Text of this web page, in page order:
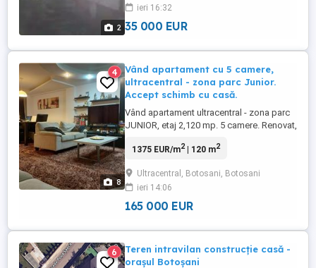
2
ieri 16:32
35 000 EUR
8
4
Vând apartament cu 5 camere,
ultracentral - zona parc Junior.
Accept schimb cu casă.
Vând apartament ultracentral - zona parc
JUNIOR, etaj 2,120 mp. 5 camere. Renovat,
Accept schimb cu casă în Botoșani.
1375 EUR/m2| 120 m2
Ultracentral, Botosani, Botosani
ieri 14:06
165 000 EUR
6
Teren intravilan construcție casă -
orașul Botoșani